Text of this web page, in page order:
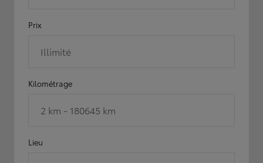
Prix
Illimité
Kilométrage
2 km - 180645 km
Lieu